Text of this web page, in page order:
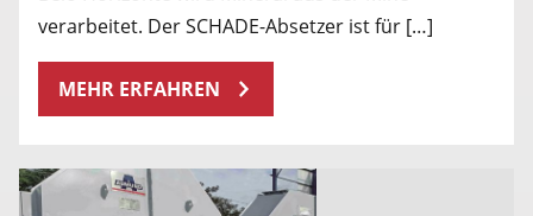
verarbeitet. Der SCHADE-Absetzer ist für […]
MEHR ERFAHREN